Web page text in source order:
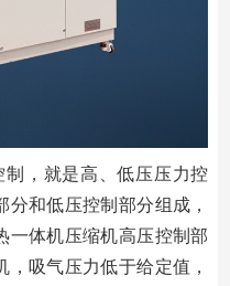
，就是高、低压压力控
和低压控制部分组成，
一体机压缩机高压控制部
吸气压力低于给定值，